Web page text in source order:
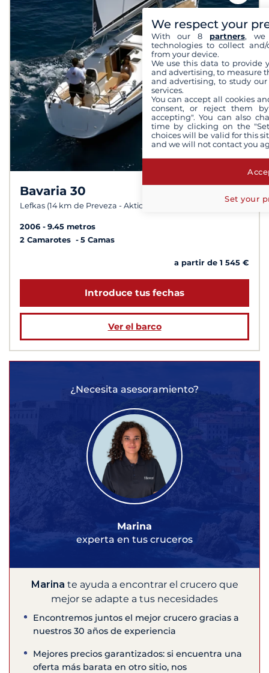
Bavaria 30
Lefkas (14 km de Preveza - Aktio)
2006
9.45 metros
2 Camarotes
5 Camas
a partir de 1 545 €
Introduce tus fechas
Ver el barco
¿Necesita asesoramiento?
Marina
experta en tus cruceros
Marina te ayuda a encontrar el crucero que
mejor se adapte a tus necesidades
Encontremos juntos el mejor crucero gracias a
nuestros 30 años de experiencia
Mejores precios garantizados: si encuentra una
oferta más barata en otro sitio, nos
We respect your
With our 8 partners, we
technologies to collect
from your device.
We use this data to provide
and advertising, to measure
and advertising, to study
services.
You can accept all cookies
consent, or reject them
accepting". You can also
time by clicking on the
choices will be valid for this
and we will not contact you
Set your